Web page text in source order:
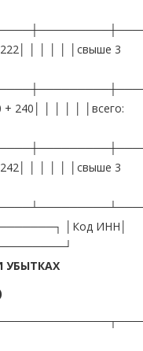
222│ │ │ │ │ │свыше 3
+ 240│ │ │ │ │ │всего:
242│ │ │ │ │ │свыше 3
│Код ИНН│
УБЫТКАХ